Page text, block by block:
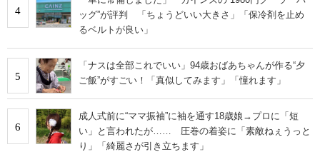
4
ッグ”が評判 「ちょうどいい大きさ」「保冷剤を止め
るベルトが良い」
5
「ナスは全部これでいい」94歳おばあちゃんが作る“夕
ご飯”がすごい！「真似してみます」「憧れます」
6
成人式前に“ママ振袖”に袖を通す18歳娘→プロに「短
い」と言われたが…… 圧巻の着姿に「素敵ねぇうっと
り」「綺麗さが引き立ちます」